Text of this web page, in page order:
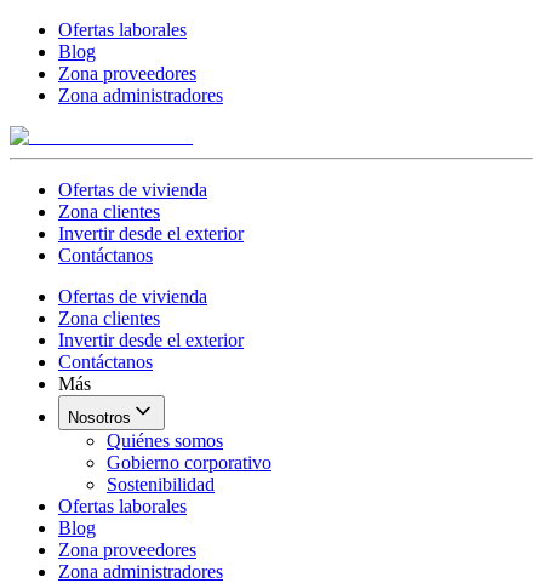
Ofertas laborales
Blog
Zona proveedores
Zona administradores
Ofertas de vivienda
Zona clientes
Invertir desde el exterior
Contáctanos
Ofertas de vivienda
Zona clientes
Invertir desde el exterior
Contáctanos
Más
Nosotros
Quiénes somos
Gobierno corporativo
Sostenibilidad
Ofertas laborales
Blog
Zona proveedores
Zona administradores